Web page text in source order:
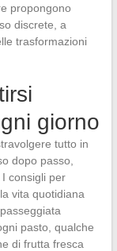
propongono
discrete, a
trasformazioni
giorno
tutto in
dopo passo,
consigli per
vita quotidiana
pasto, qualche
di frutta fresca